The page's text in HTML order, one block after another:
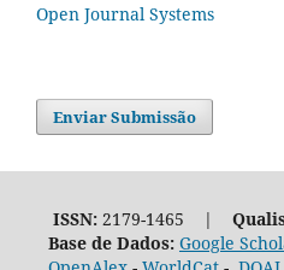
Open Journal Systems
Enviar Submissão
ISSN:2179-1465 |
Base de Dados: Google